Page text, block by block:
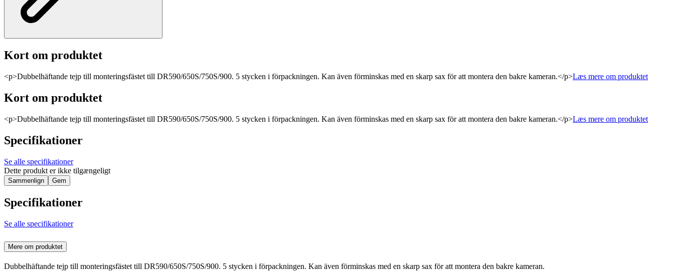
Kort om produktet
<p>Dubbelhäftande tejp till monteringsfästet till DR590/650S/750S/900. 5 stycken i förpackningen. Kan även förminskas med en skarp sax för att montera den bakre kameran.</p>Læs mere om produktet
Kort om produktet
<p>Dubbelhäftande tejp till monteringsfästet till DR590/650S/750S/900. 5 stycken i förpackningen. Kan även förminskas med en skarp sax för att montera den bakre kameran.</p>Læs mere om produktet
Specifikationer
Se alle specifikationer
Dette produkt er ikke tilgængeligt
Sammenlign Gem
Specifikationer
Se alle specifikationer
Mere om produktet
Dubbelhäftande tejp till monteringsfästet till DR590/650S/750S/900. 5 stycken i förpackningen. Kan även förminskas med en skarp sax för att montera den bakre kameran.